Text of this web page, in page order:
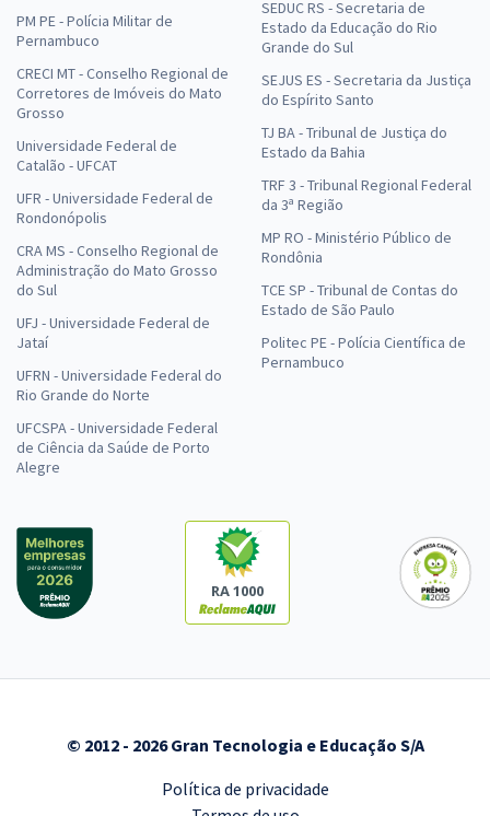
PM PE - Polícia Militar de
Pernambuco
CRECI MT - Conselho Regional de
Corretores de Imóveis do Mato
Grosso
Universidade Federal de
Catalão - UFCAT
UFR - Universidade Federal de
Rondonópolis
CRA MS - Conselho Regional de
Administração do Mato Grosso
do Sul
UFJ - Universidade Federal de
Jataí
UFRN - Universidade Federal do
Rio Grande do Norte
UFCSPA - Universidade Federal
de Ciência da Saúde de Porto
Alegre
SEDUC RS - Secretaria de
Estado da Educação do Rio
Grande do Sul
SEJUS ES - Secretaria da Justiça
do Espírito Santo
TJ BA - Tribunal de Justiça do
Estado da Bahia
TRF 3 - Tribunal Regional Federal
da 3ª Região
MP RO - Ministério Público de
Rondônia
TCE SP - Tribunal de Contas do
Estado de São Paulo
Politec PE - Polícia Científica de
Pernambuco
RA 1000
© 2012 - 2026 Gran Tecnologia e Educação S/A
Política de privacidade